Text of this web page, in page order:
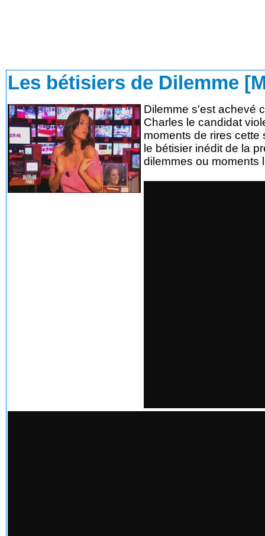
Les bétisiers de Dilemme
Dilemme s'est achevé
Charles le candidat
moments de rires
le bétisier inédit de la
dilemmes ou moments